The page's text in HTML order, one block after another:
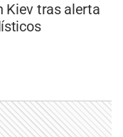
Kiev tras alerta